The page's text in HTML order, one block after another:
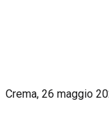
Crema, 26 maggio